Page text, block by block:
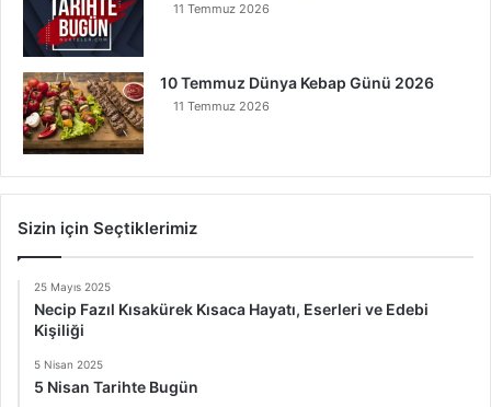
11 Temmuz 2026
10 Temmuz Dünya Kebap Günü 2026
11 Temmuz 2026
Sizin için Seçtiklerimiz
25 Mayıs 2025
Necip Fazıl Kısakürek Kısaca Hayatı, Eserleri ve Edebi
Kişiliği
5 Nisan 2025
5 Nisan Tarihte Bugün